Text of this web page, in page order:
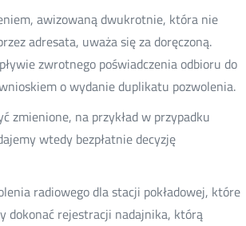
awizowaną dwukrotnie, która nie
adresata, uważa się za doręczoną.
zwrotnego poświadczenia odbioru do
o wydanie duplikatu pozwolenia.
zmienione, na przykład w przypadku
wtedy bezpłatnie decyzję
radiowego dla stacji pokładowej, które
dokonać rejestracji nadajnika, którą